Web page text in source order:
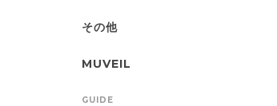
その他
MUVEIL
GUIDE